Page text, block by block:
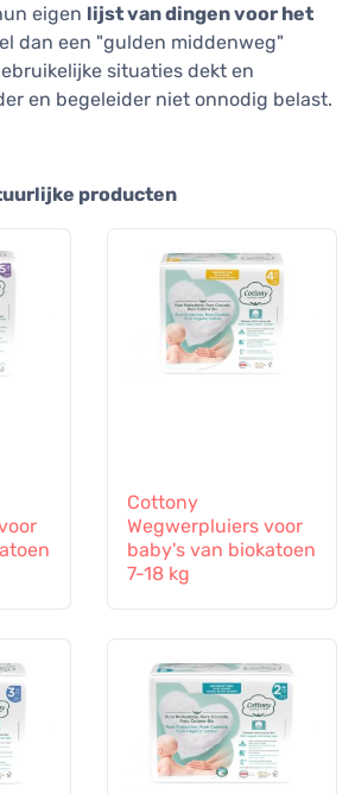
eigen lijst van dingen voor het
dan een "gulden middenweg"
situaties dekt en
en begeleider niet onnodig belast.
producten
Cottony
Wegwerpluiers voor
baby's van biokatoen
7-18 kg